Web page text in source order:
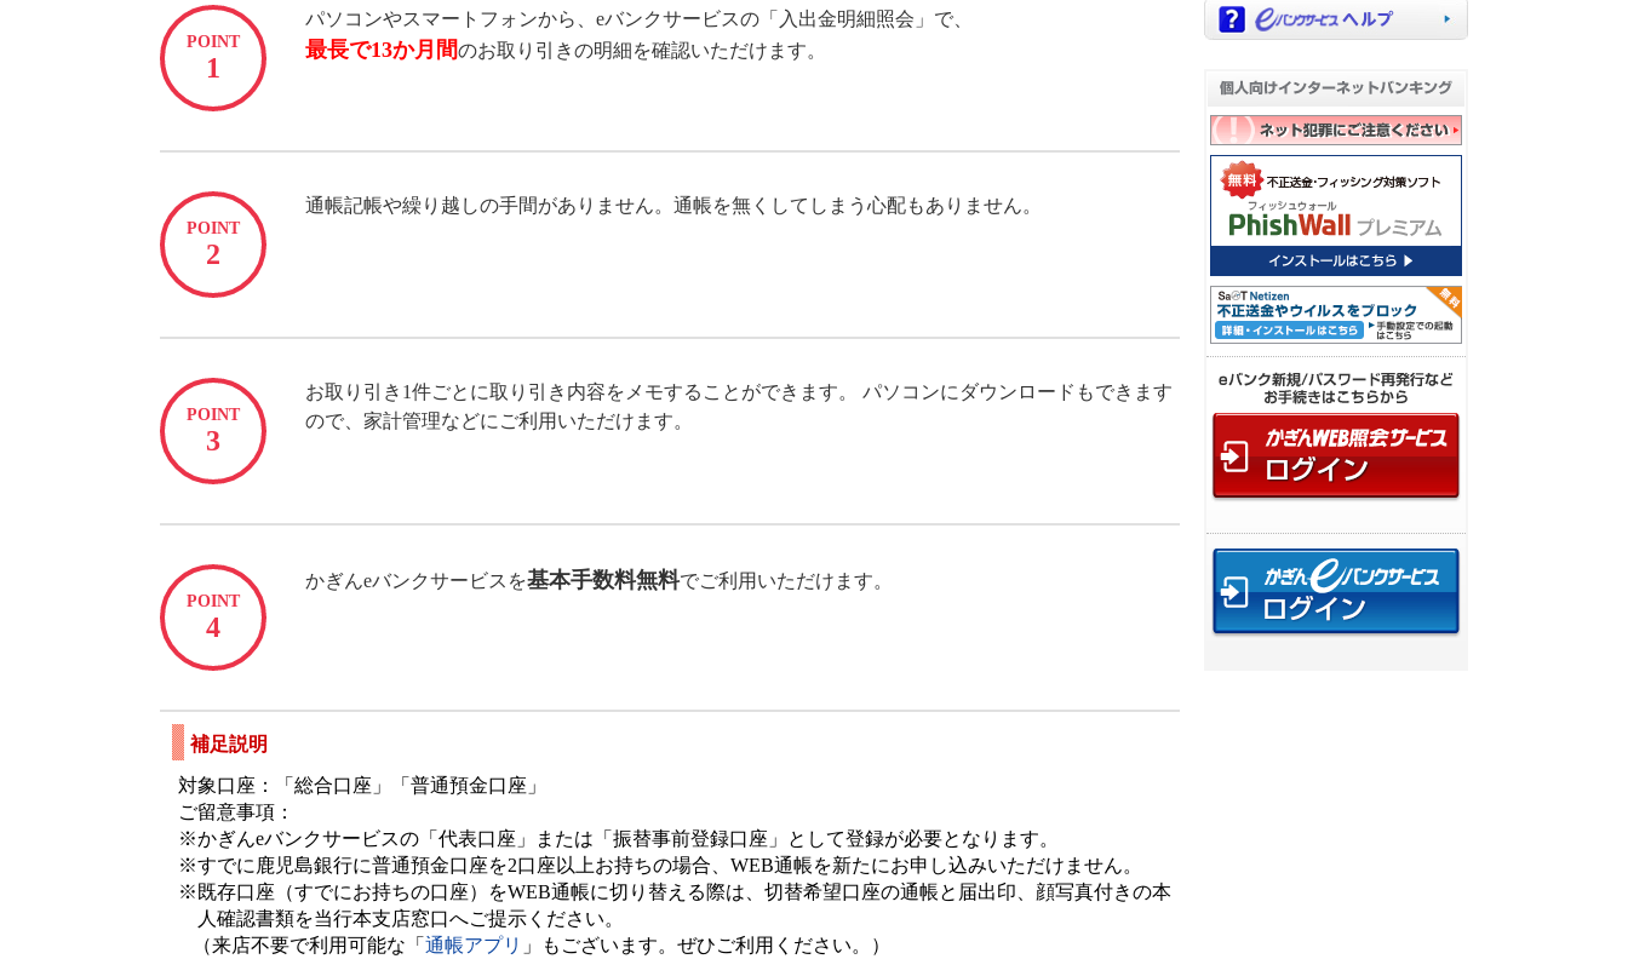
POINT
1
パソコンやスマートフォンから、eバンクサービスの「入出金明細照会」で、
最長で13か月間のお取り引きの明細を確認いただけます。
POINT
2
通帳記帳や繰り越しの手間がありません。通帳を無くしてしまう心配もありません。
POINT
3
お取り引き1件ごとに取り引き内容をメモすることができます。 パソコンにダウンロードもできます
ので、家計管理などにご利用いただけます。
POINT
4
かぎんeバンクサービスを基本手数料無料でご利用いただけます。
補足説明
対象口座：「総合口座」「普通預金口座」
ご留意事項：
※かぎんeバンクサービスの「代表口座」または「振替事前登録口座」として登録が必要となります。
※すでに鹿児島銀行に普通預金口座を2口座以上お持ちの場合、WEB通帳を新たにお申し込みいただけません。
※既存口座（すでにお持ちの口座）をWEB通帳に切り替える際は、切替希望口座の通帳と届出印、顔写真付きの本
人確認書類を当行本支店窓口へご提示ください。
（来店不要で利用可能な「 通帳アプリ 」もございます。ぜひご利用ください。）